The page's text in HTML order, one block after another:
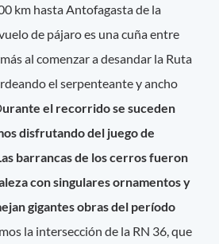
km hasta Antofagasta de la
de pájaro es una cuña entre
al comenzar a desandar la Ruta
el serpenteante y ancho
urante el recorrido se suceden
disfrutando del juego de
barrancas de los cerros fueron
con singulares ornamentos y
gigantes obras del período
la intersección de la RN 36, que